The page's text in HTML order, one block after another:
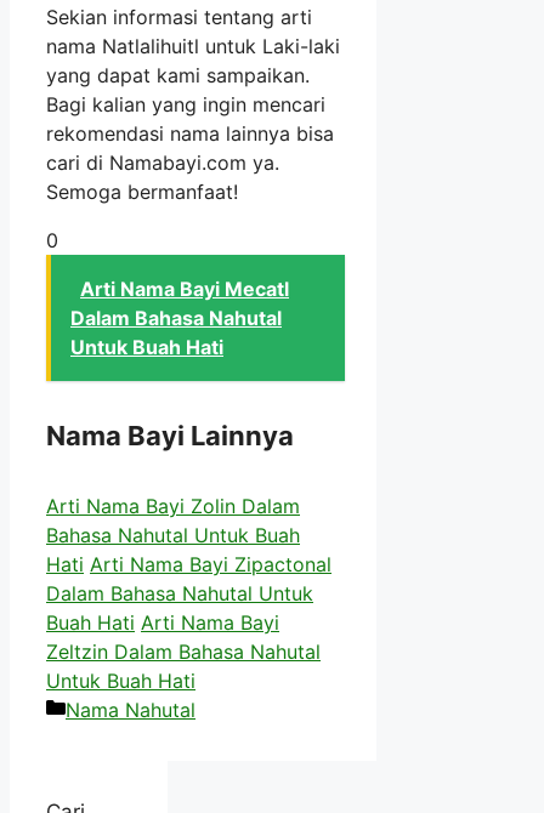
Sekian informasi tentang arti
nama Natlalihuitl untuk Laki-laki
yang dapat kami sampaikan.
Bagi kalian yang ingin mencari
rekomendasi nama lainnya bisa
cari di Namabayi.com ya.
Semoga bermanfaat!
0
Arti Nama Bayi Mecatl
Dalam Bahasa Nahutal
Untuk Buah Hati
Nama Bayi Lainnya
Arti Nama Bayi Zolin Dalam
Bahasa Nahutal Untuk Buah
Hati Arti Nama Bayi Zipactonal
Dalam Bahasa Nahutal Untuk
Buah Hati Arti Nama Bayi
Zeltzin Dalam Bahasa Nahutal
Untuk Buah Hati
Kategori
Nama Nahutal